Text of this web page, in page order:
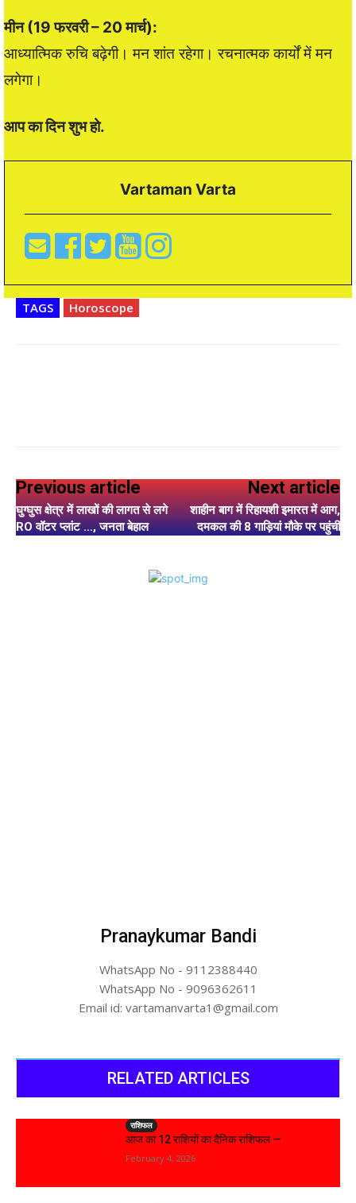
मीन (19 फरवरी – 20 मार्च):
आध्यात्मिक रुचि बढ़ेगी। मन शांत रहेगा। रचनात्मक कार्यों में मन
लगेगा।
आप का दिन शुभ हो.
Vartaman Varta
TAGS Horoscope
Previous article
घुग्घुस क्षेत्र में लाखों की लागत से लगे
RO वॉटर प्लांट …, जनता बेहाल
Next article
शाहीन बाग में रिहायशी इमारत में आग,
दमकल की 8 गाड़ियां मौके पर पहुंचीं
Pranaykumar Bandi
WhatsApp No - 9112388440
WhatsApp No - 9096362611
Email id: vartamanvarta1@gmail.com
RELATED ARTICLES
राशिफल
आज का 12 राशियों का दैनिक राशिफल —
February 4, 2026